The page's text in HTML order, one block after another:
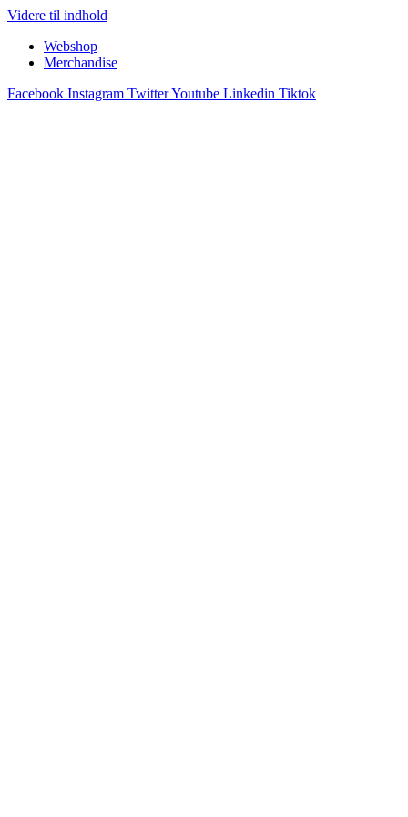
Videre til indhold
Webshop
Merchandise
Facebook Instagram TwitterYoutube Linkedin Tiktok